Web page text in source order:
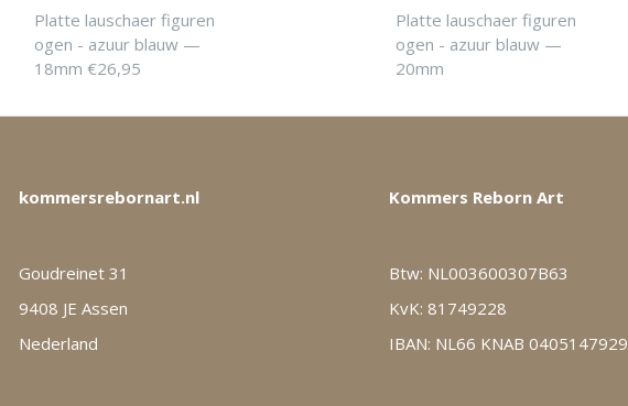
Platte lauschaer figuren
ogen - azuur blauw —
18mm €26,95
Platte lauschaer figuren
ogen - azuur blauw —
20mm
kommersrebornart.nl
Goudreinet 31
9408 JE Assen
Nederland
Kommers Reborn Art
Btw: NL003600307B63
KvK: 81749228
IBAN: NL66 KNAB 0405147929